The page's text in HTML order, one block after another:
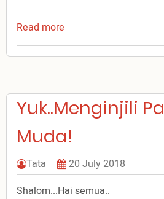
Read more
Komik
dan
Yuk..Menginjili
Muda!
Tata
20 July 2018
Shalom...Hai semua..